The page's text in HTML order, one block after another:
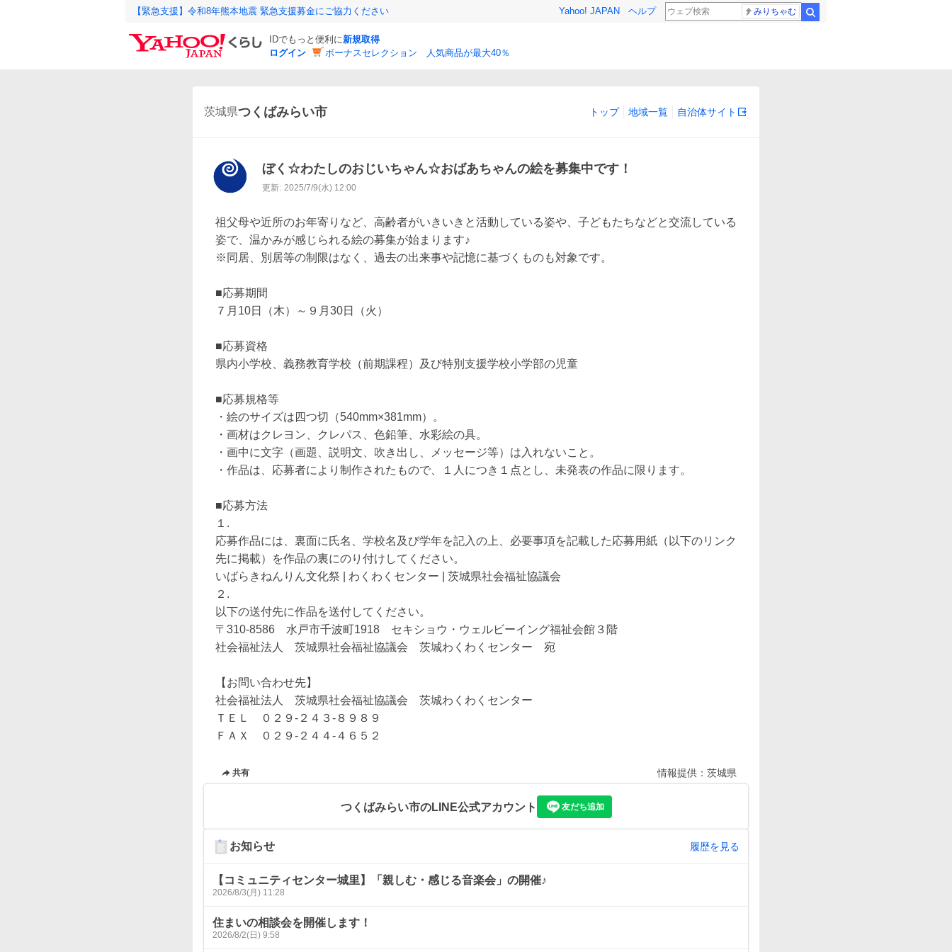
【緊急支援】令和8年熊本地震 緊急支援募金にご協力ください Yahoo! JAPAN ヘルプ みりちゃむ
IDでもっと便利に新規取得
ログイン
ボーナスセレクション 人気商品が最大40％
茨城県つくばみらい市 トップ 地域一覧 自治体サイト
ぼく☆わたしのおじいちゃん☆おばあちゃんの絵を募集中です！
更新: 2025/7/9(水) 12:00
祖父母や近所のお年寄りなど、高齢者がいきいきと活動している姿や、子どもたちなどと交流している
姿で、温かみが感じられる絵の募集が始まります♪
※同居、別居等の制限はなく、過去の出来事や記憶に基づくものも対象です。
■応募期間
７月10日（木）～９月30日（火）
■応募資格
県内小学校、義務教育学校（前期課程）及び特別支援学校小学部の児童
■応募規格等
・絵のサイズは四つ切（540mm×381mm）。
・画材はクレヨン、クレパス、色鉛筆、水彩絵の具。
・画中に文字（画題、説明文、吹き出し、メッセージ等）は入れないこと。
・作品は、応募者により制作されたもので、１人につき１点とし、未発表の作品に限ります。
■応募方法
１.
応募作品には、裏面に氏名、学校名及び学年を記入の上、必要事項を記載した応募用紙（以下のリンク
先に掲載）を作品の裏にのり付けしてください。
いばらきねんりん文化祭 | わくわくセンター | 茨城県社会福祉協議会
２.
以下の送付先に作品を送付してください。
〒310-8586　水戸市千波町1918　セキショウ・ウェルビーイング福祉会館３階
社会福祉法人　茨城県社会福祉協議会　茨城わくわくセンター　宛
【お問い合わせ先】
社会福祉法人　茨城県社会福祉協議会　茨城わくわくセンター
ＴＥＬ　０２９-２４３-８９８９
ＦＡＸ　０２９-２４４-４６５２
共有 情報提供： 茨城県
つくばみらい市のLINE公式アカウント 友だち追加
お知らせ 履歴を見る
【コミュニティセンター城里】「親しむ・感じる音楽会」の開催♪
2026/8/3(月) 11:28
住まいの相談会を開催します！
2026/8/2(日) 9:58